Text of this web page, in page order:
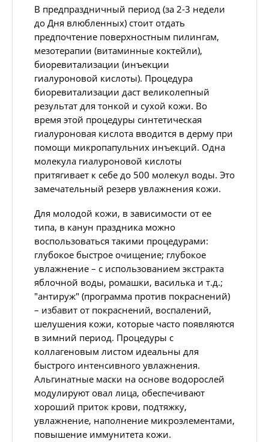
В предпраздничный период (за 2-3 недели
до Дня влюбленных) стоит отдать
предпочтение поверхностным пилингам,
мезотерапии (витаминные коктейли),
биоревитализации (инъекции
гиалуроновой кислоты). Процедура
биоревитализации даст великолепный
результат для тонкой и сухой кожи. Во
время этой процедуры синтетическая
гиалуроновая кислота вводится в дерму при
помощи микропапульних инъекций. Одна
молекула гиалуроновой кислоты
притягивает к себе до 500 молекул воды. Это
замечательный резерв увлажнения кожи.
Для молодой кожи, в зависимости от ее
типа, в канун праздника можно
воспользоваться такими процедурами:
глубокое быстрое очищение; глубокое
увлажнение – с использованием экстракта
яблочной воды, ромашки, василька и т.д.;
"антируж" (программа против покраснений)
– избавит от покраснений, воспалений,
шелушения кожи, которые часто появляются
в зимний период. Процедуры с
коллагеновым листом идеальны для
быстрого интенсивного увлажнения.
Альгинатные маски на основе водорослей
модулируют овал лица, обеспечивают
хороший приток крови, подтяжку,
увлажнение, наполнение микроэлементами,
повышение иммунитета кожи.